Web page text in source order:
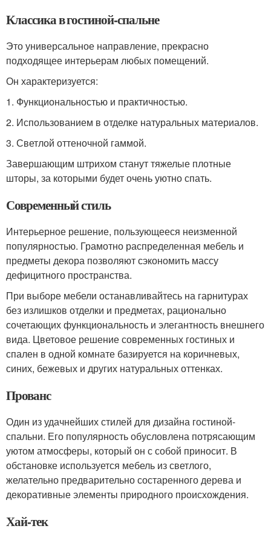
Классика в гостиной-спальне
Это универсальное направление, прекрасно
подходящее интерьерам любых помещений.
Он характеризуется:
1.​ Функциональностью и практичностью.
2.​ Использованием в отделке натуральных материалов.
3.​ Светлой оттеночной гаммой.
Завершающим штрихом станут тяжелые плотные
шторы, за которыми будет очень уютно спать.
Современный стиль
Интерьерное решение, пользующееся неизменной
популярностью. Грамотно распределенная мебель и
предметы декора позволяют сэкономить массу
дефицитного пространства.
При выборе мебели останавливайтесь на гарнитурах
без излишков отделки и предметах, рационально
сочетающих функциональность и элегантность внешнего
вида. Цветовое решение современных гостиных и
спален в одной комнате базируется на коричневых,
синих, бежевых и других натуральных оттенках.
Прованс
Один из удачнейших стилей для дизайна гостиной-
спальни. Его популярность обусловлена потрясающим
уютом атмосферы, который он с собой приносит. В
обстановке используется мебель из светлого,
желательно предварительно состаренного дерева и
декоративные элементы природного происхождения.
Хай-тек